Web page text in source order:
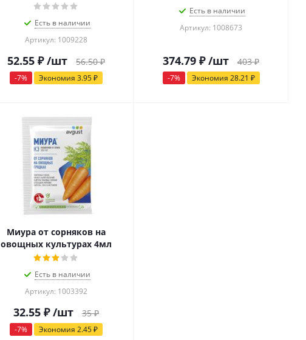
Есть в наличии
Артикул: 1009228
52.55 ₽ /шт 56.50₽
-7% Экономия 3.95₽
Есть в наличии
Артикул: 1008673
374.79 ₽ /шт 403₽
-7% Экономия 28.21 ₽
Миура от сорняков на
овощных культурах 4мл
Есть в наличии
Артикул: 1003392
32.55 ₽ /шт 35₽
-7% Экономия 2.45₽